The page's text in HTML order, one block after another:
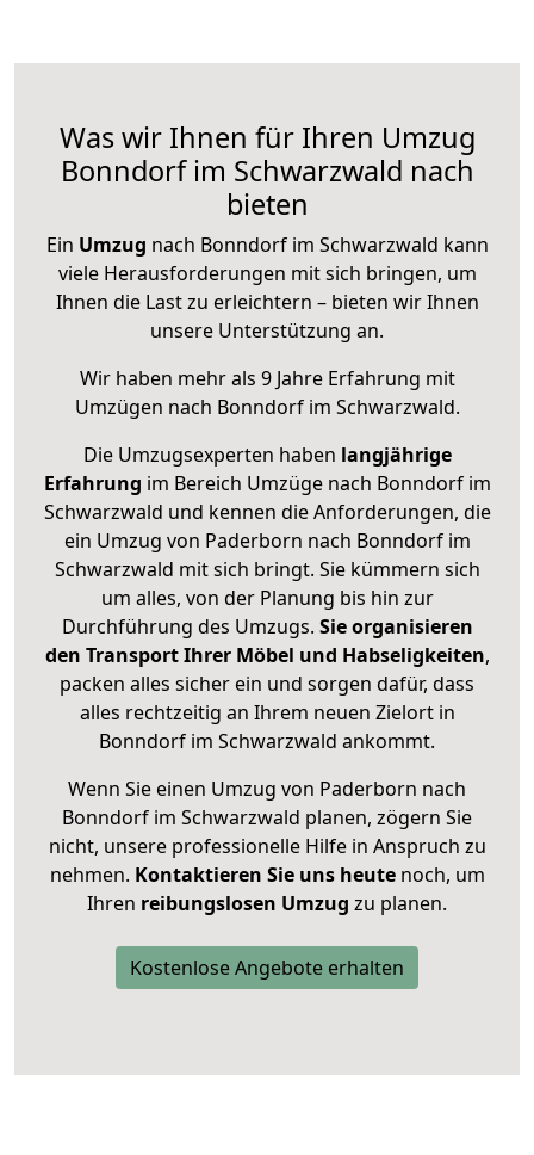
Was wir Ihnen für Ihren Umzug
Bonndorf im Schwarzwald nach
bieten
Ein Umzug nach Bonndorf im Schwarzwald kann
viele Herausforderungen mit sich bringen, um
Ihnen die Last zu erleichtern – bieten wir Ihnen
unsere Unterstützung an.
Wir haben mehr als 9 Jahre Erfahrung mit
Umzügen nach Bonndorf im Schwarzwald.
Die Umzugsexperten haben langjährige
Erfahrung im Bereich Umzüge nach Bonndorf im
Schwarzwald und kennen die Anforderungen, die
ein Umzug von Paderborn nach Bonndorf im
Schwarzwald mit sich bringt. Sie kümmern sich
um alles, von der Planung bis hin zur
Durchführung des Umzugs. Sie organisieren
den Transport Ihrer Möbel und Habseligkeiten,
packen alles sicher ein und sorgen dafür, dass
alles rechtzeitig an Ihrem neuen Zielort in
Bonndorf im Schwarzwald ankommt.
Wenn Sie einen Umzug von Paderborn nach
Bonndorf im Schwarzwald planen, zögern Sie
nicht, unsere professionelle Hilfe in Anspruch zu
nehmen. Kontaktieren Sie uns heutenoch, um
Ihren reibungslosen Umzug zu planen.
Kostenlose Angebote erhalten